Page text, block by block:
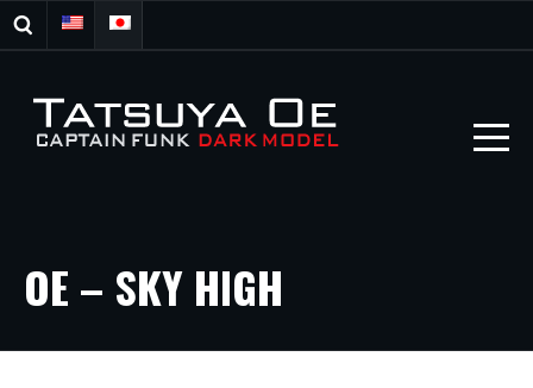
OE – SKY HIGH